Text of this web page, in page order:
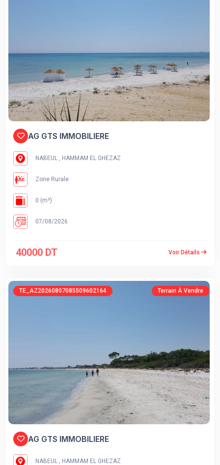
AG GTS IMMOBILIERE
NABEUL , HAMMAM EL GHEZAZ
Zone Rurale
0 (m²)
07/08/2026
40000 DT Voir Détails
TE_AZ20260807085509602164 Terrain À Vendre
AG GTS IMMOBILIERE
NABEUL , HAMMAM EL GHEZAZ